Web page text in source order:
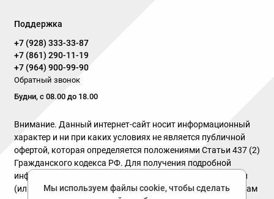
Поддержка
+7 (928) 333-33-87
+7 (861) 290-11-19
+7 (964) 900-99-90
Обратный звонок
Будни, с 08.00 до 18.00
Внимание. Данный интернет-сайт носит информационный
характер и ни при каких условиях не является публичной
офертой, которая определяется положениями Статьи 437 (2)
Гражданского кодекса РФ. Для получения подробной
информации о наличии и стоимости указанных товаров и
(или) услуг, пожалуйста, обращайтесь к нашим менеджерам
Мы используем файлы cookie, чтобы сделать